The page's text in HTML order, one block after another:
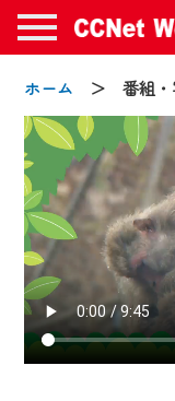
ホーム ＞ 番組・
2024/09/02
動画配信サー
年9月24日